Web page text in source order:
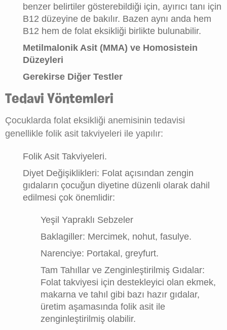
benzer belirtiler gösterebildiği için, ayırıcı tanı için
B12 düzeyine de bakılır. Bazen aynı anda hem
B12 hem de folat eksikliği birlikte bulunabilir.
Metilmalonik Asit (MMA) ve Homosistein
Düzeyleri
Gerekirse Diğer Testler
Tedavi Yöntemleri
Çocuklarda folat eksikliği anemisinin tedavisi
genellikle folik asit takviyeleri ile yapılır:
Folik Asit Takviyeleri.
Diyet Değişiklikleri: Folat açısından zengin
gıdaların çocuğun diyetine düzenli olarak dahil
edilmesi çok önemlidir:
Yeşil Yapraklı Sebzeler
Baklagiller: Mercimek, nohut, fasulye.
Narenciye: Portakal, greyfurt.
Tam Tahıllar ve Zenginleştirilmiş Gıdalar:
Folat takviyesi için destekleyici olan ekmek,
makarna ve tahıl gibi bazı hazır gıdalar,
üretim aşamasında folik asit ile
zenginleştirilmiş olabilir.